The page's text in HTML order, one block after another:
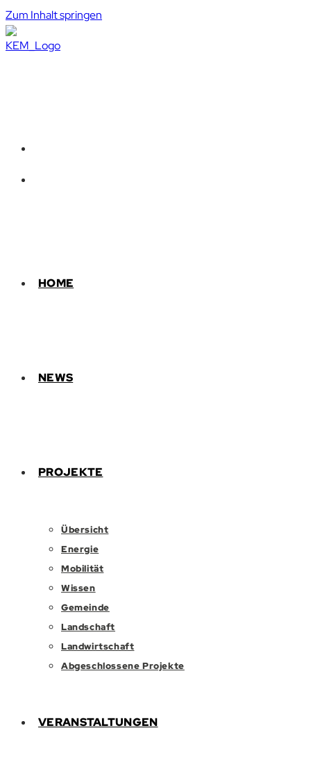
Zum Inhalt springen
HOME
NEWS
PROJEKTE
Übersicht
Energie
Mobilität
Wissen
Gemeinde
Landschaft
Landwirtschaft
Abgeschlossene Projekte
VERANSTALTUNGEN